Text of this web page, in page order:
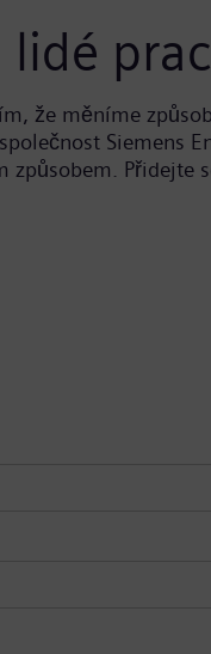
že měníme
Siemens
Přidejte